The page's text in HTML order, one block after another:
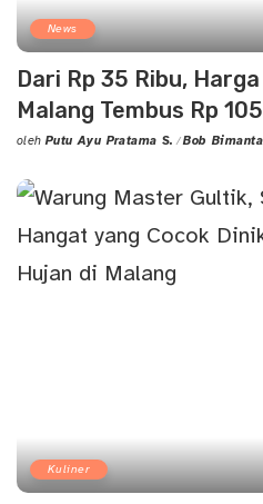
News
Dari Rp 35 Ribu,
Malang Tembus Rp
Posted
oleh Putu Ayu Pratama S. Bob
Kuliner